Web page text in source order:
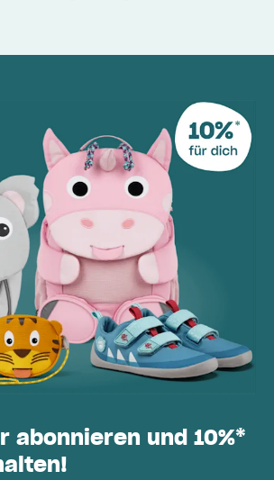
abonnieren und 10%*